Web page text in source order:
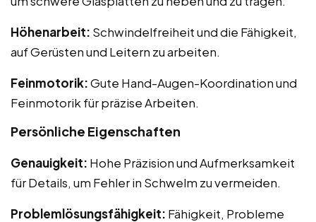
Höhenarbeit: Schwindelfreiheit und die Fähigkeit,
auf Gerüsten und Leitern zu arbeiten.
Feinmotorik:Gute Hand-Augen-Koordination und
Feinmotorik für präzise Arbeiten.
Persönliche Eigenschaften
Genauigkeit: Hohe Präzision und Aufmerksamkeit
für Details, um Fehler in Schwelm zu vermeiden.
Problemlösungsfähigkeit: Fähigkeit, Probleme